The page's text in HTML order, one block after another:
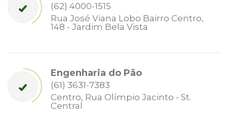
(62) 4000-1515
Rua José Viana Lobo Bairro Centro,
148 - Jardim Bela Vista
Engenharia do Pão
(61) 3631-7383
Centro, Rua Olímpio Jacinto - St.
Central